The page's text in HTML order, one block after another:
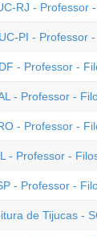
RJ - Professor
PI - Professor
- Professor -
- Professor -
- Professor -
- Professor -
- Professor -
de Tijucas -